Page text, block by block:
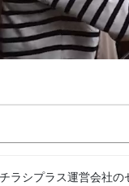
ラシプラス運営会社